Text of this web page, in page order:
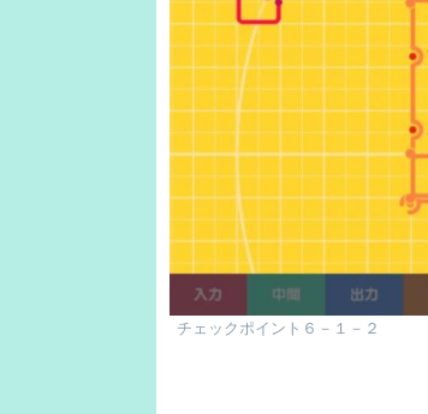
チェックポイント６－１－２